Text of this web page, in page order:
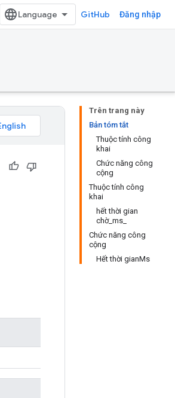
GitHub Đăng nhập
Trên trang này
Bản tóm tắt
Thuộc tính công
khai
Chức năng công
cộng
Thuộc tính công
khai
hết thời gian
chờ_ms_
Chức năng công
cộng
Hết thời gianMs